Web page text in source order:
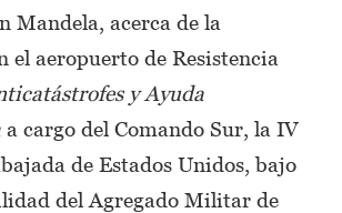
Mandela, acerca de la
el aeropuerto de Resistencia
y Ayuda
a cargo del Comando Sur, la IV
de Estados Unidos, bajo
del Agregado Militar de